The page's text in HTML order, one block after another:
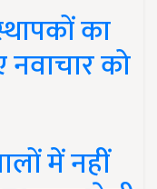
का
को
में नहीं